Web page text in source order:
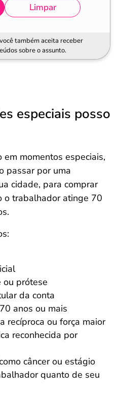
Limpar
também aceita receber
sobre o assunto.
especiais posso
em momentos especiais,
passar por uma
cidade, para comprar
o trabalhador atinge 70
ou prótese
da conta
anos ou mais
recíproca ou força maior
reconhecida por
câncer ou estágio
quanto de seu